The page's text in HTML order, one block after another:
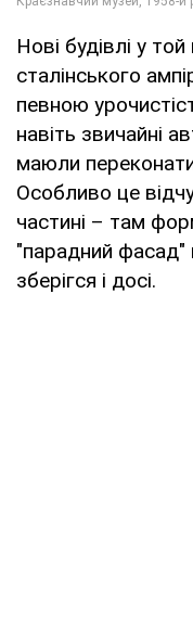
Нові будівлі у
сталінського
певною
навіть звичайні
маюли
Особливо це
частині – там
"парадний фасад"
зберігся і досі.